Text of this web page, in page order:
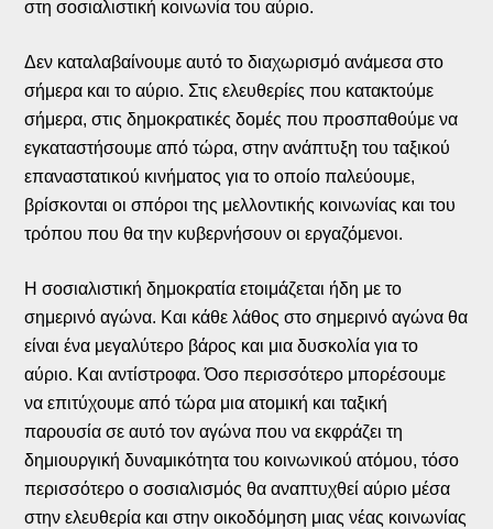
στη σοσιαλιστική κοινωνία του αύριο.
Δεν καταλαβαίνουμε αυτό το διαχωρισμό ανάμεσα στο
σήμερα και το αύριο. Στις ελευθερίες που κατακτούμε
σήμερα, στις δημοκρατικές δομές που προσπαθούμε να
εγκαταστήσουμε από τώρα, στην ανάπτυξη του ταξικού
επαναστατικού κινήματος για το οποίο παλεύουμε,
βρίσκονται οι σπόροι της μελλοντικής κοινωνίας και του
τρόπου που θα την κυβερνήσουν οι εργαζόμενοι.
Η σοσιαλιστική δημοκρατία ετοιμάζεται ήδη με το
σημερινό αγώνα. Και κάθε λάθος στο σημερινό αγώνα θα
είναι ένα μεγαλύτερο βάρος και μια δυσκολία για το
αύριο. Και αντίστροφα. Όσο περισσότερο μπορέσουμε
να επιτύχουμε από τώρα μια ατομική και ταξική
παρουσία σε αυτό τον αγώνα που να εκφράζει τη
δημιουργική δυναμικότητα του κοινωνικού ατόμου, τόσο
περισσότερο ο σοσιαλισμός θα αναπτυχθεί αύριο μέσα
στην ελευθερία και στην οικοδόμηση μιας νέας κοινωνίας